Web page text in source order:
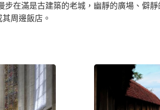
在滿是古建築的老城，幽靜的廣場、僻靜
周邊飯店。